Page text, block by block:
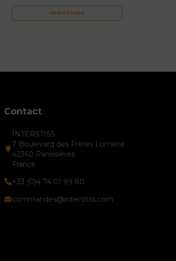
VOIR DÉTAILS
Contact
INTERSTISS
7 Boulevard des Frères Lumière
42360 Panissières
France
+33 (0)4 74 01 99 80
commandes@interstiss.com